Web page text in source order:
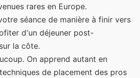
rares en Europe.
séance de manière à finir vers
d'un déjeuner post-
la côte.
On apprend autant en
de placement des pros